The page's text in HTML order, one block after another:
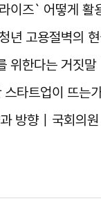
이즈` 어떻게 활
년 고용절벽의
위한다는 거짓
타트업이 뜨는
방향｜국회의